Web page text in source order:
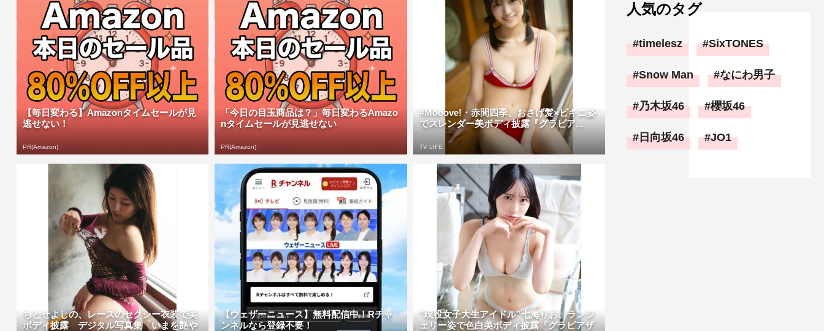
【毎日変わる】Amazonタイムセールが見
逃せない！
PR(Amazon)
「今日の目玉商品は？」毎日変わるAmazo
nタイムセールが見逃せない
PR(Amazon)
#Mooove!・赤間四季、おさげ髪×ビキニ姿
でスレンダー美ボディ披露『グラビア...
TV LIFE
ちとせよしの、レースのセクシー衣装で美
ボディ披露 デジタル写真集「いまを艶や
【ウェザーニュース】無料配信中！Rチャ
ンネルなら登録不要！
”現役女子大生アイドル”七海りお、ランジ
ェリー姿で色白美ボディ披露『グラビアザ
人気のタグ
timelesz SixTONES
Snow Man なにわ男子
乃木坂46 櫻坂46
日向坂46 JO1